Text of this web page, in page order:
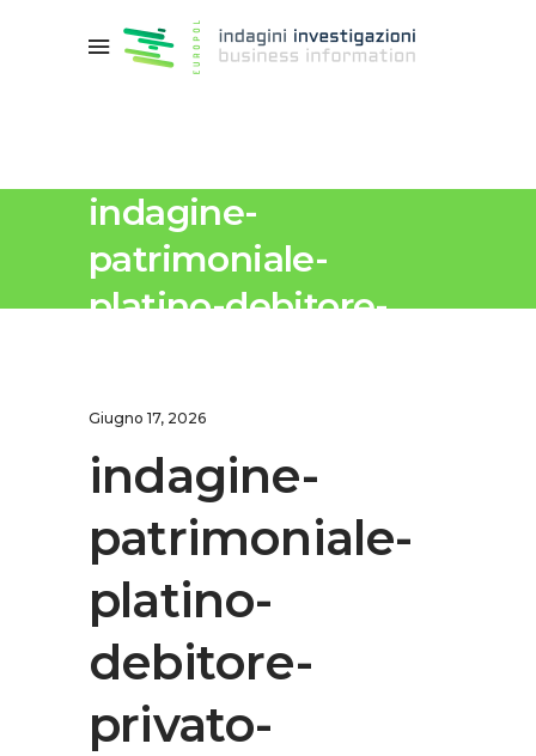
indagine-
patrimoniale-
platino-debitore-
Giugno 17, 2026
indagine-
patrimoniale-
platino-
debitore-
privato-